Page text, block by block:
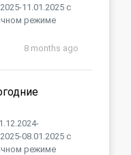
11.01.2025 с
режиме
8 months ago
08.01.2025 с
режиме